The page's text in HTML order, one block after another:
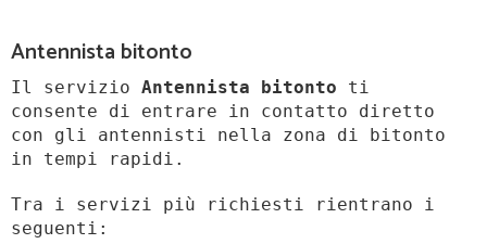
Antennista bitonto
Il servizio Antennista bitonto ti
consente di entrare in contatto diretto
con gli antennisti nella zona di bitonto
in tempi rapidi.
Tra i servizi più richiesti rientrano i
seguenti: